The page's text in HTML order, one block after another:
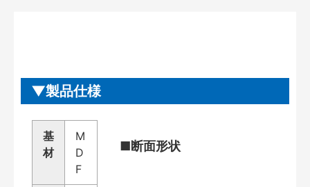
製品仕様
基
材
M
D
F
■断面形状